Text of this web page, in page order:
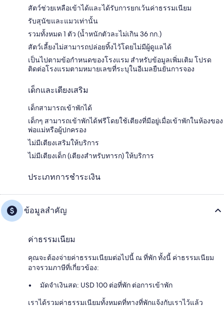
สัตว์ช่วยเหลือเข้าได้และได้รับการยกเว้นค่าธรรมเนียม
รับสุนัขและแมวเท่านั้น
รวมทั้งหมด 1 ตัว (น้ำหนักตัวละไม่เกิน 36 กก.)
สัตว์เลี้ยงไม่สามารถปล่อยทิ้งไว้โดยไม่มีผู้ดูแลได้
เป็นไปตามข้อกำหนดของโรงแรม สำหรับข้อมูลเพิ่มเติม โปรด
ติดต่อโรงแรมตามหมายเลขที่ระบุในอีเมลยืนยันการจอง
เด็กและเตียงเสริม
เด็กสามารถเข้าพักได้
เด็กๆ สามารถเข้าพักได้ฟรีโดยใช้เตียงที่มีอยู่เมื่อเข้าพักในห้องของ
พ่อแม่หรือผู้ปกครอง
ไม่มีเตียงเสริมให้บริการ
ไม่มีเตียงเด็ก (เตียงสำหรับทารก) ให้บริการ
ประเภทการชำระเงิน
ข้อมูลสำคัญ
ค่าธรรมเนียม
คุณจะต้องจ่ายค่าธรรมเนียมต่อไปนี้ ณ ที่พัก ทั้งนี้ ค่าธรรมเนียม
อาจรวมภาษีที่เกี่ยวข้อง:
มัดจำเงินสด: USD 100 ต่อที่พัก ต่อการเข้าพัก
เราได้รวมค่าธรรมเนียมทั้งหมดที่ทางที่พักแจ้งกับเราไว้แล้ว